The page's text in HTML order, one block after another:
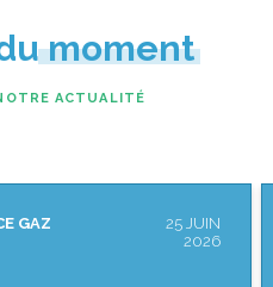
moment
ACTUALITÉ
GAZ
16 JUIN
2026